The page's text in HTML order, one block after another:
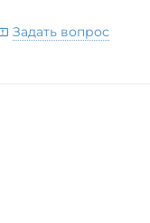
Задать вопрос